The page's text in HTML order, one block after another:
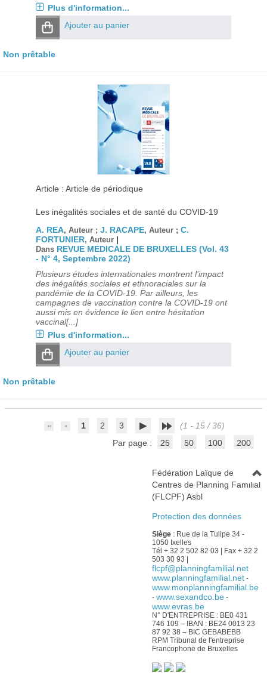
Plus d'information...
Ajouter au panier
Non prêtable
Article : Article de périodique
Les inégalités sociales et de santé du COVID-19
A. REA, Auteur ; J. RACAPE, Auteur ; C.
FORTUNIER, Auteur |
Dans REVUE MEDICALE DE BRUXELLES (Vol. 43
- N° 4, Septembre 2022)
Plusieurs études internationales montrent l’impact
des inégalités sociales et ethnoraciales sur la
pandémie de la COVID-19. Par ailleurs, les
campagnes de vaccination contre la COVID-19 ont
aussi mis en évidence le lien entre hésitation
vaccinal[...]
Plus d'information...
Ajouter au panier
Non prêtable
1 2 3
(1 - 15 / 36)
Par page :
25 50 100 200
Fédération Laïque de
Centres de Planning Familial
(FLCPF) Asbl
Protection des données
Siège: Rue de la Tulipe 34 -
1050 Ixelles
Tél + 32 2 502 82 03 | Fax + 32 2
503 30 93 |
flcpf@planningfamilial.net
www.planningfamilial.net-
www.monplanningfamilial.be
- www.sexandco.be-
www.evras.be
N° D'ENTREPRISE : BE0 431
746 109 – IBAN : BE24 0013 23
87 92 38 – BIC GEBABEBB
RPM Tribunal de l'entreprise
Francophone de Bruxelles